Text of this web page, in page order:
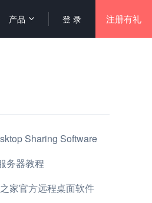
登 录 注册有礼
产品
Sharing Software
务器教程
家官方远程桌面软件